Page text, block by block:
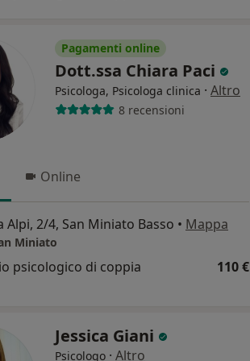
Pagamenti online
Dott.ssa Chiara Paci
Psicologa, Psicologa clinica · Altro
8 recensioni
Online
Alpi, 2/4, San Miniato Basso • Mappa
Miniato
psicologico di coppia 110 €
Jessica Giani
Psicologo · Altro